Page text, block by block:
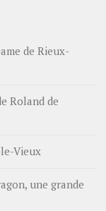
de Rieux-
Roland de
Vieux
une grande